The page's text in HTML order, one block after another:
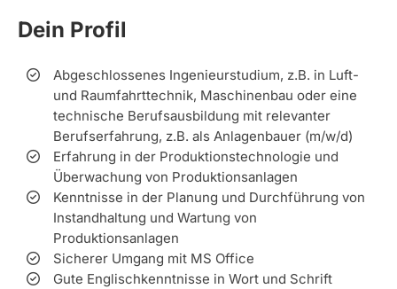
Dein Profil
Abgeschlossenes Ingenieurstudium, z.B. in Luft-
und Raumfahrttechnik, Maschinenbau oder eine
technische Berufsausbildung mit relevanter
Berufserfahrung, z.B. als Anlagenbauer (m/w/d)
Erfahrung in der Produktionstechnologie und
Überwachung von Produktionsanlagen
Kenntnisse in der Planung und Durchführung von
Instandhaltung und Wartung von
Produktionsanlagen
Sicherer Umgang mit MS Office
Gute Englischkenntnisse in Wort und Schrift